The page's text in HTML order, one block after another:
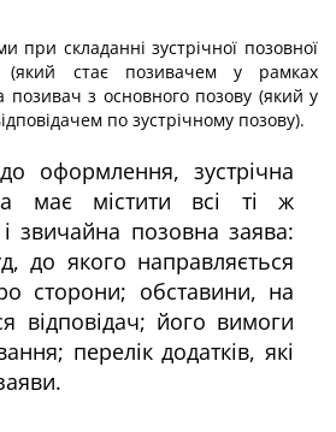
при складанні зустрічної позовної
(який стає позивачем у рамках
позивач з основного позову (який у
по зустрічному позову).
оформлення, зустрічна
має містити всі ті ж
звичайна позовна заява:
до якого направляється
сторони; обставини, на
відповідач; його вимоги
перелік додатків, які